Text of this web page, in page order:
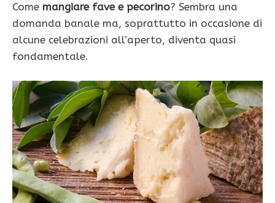
Come mangiare fave e pecorino? Sembra una
domanda banale ma, soprattutto in occasione di
alcune celebrazioni all’aperto, diventa quasi
fondamentale.